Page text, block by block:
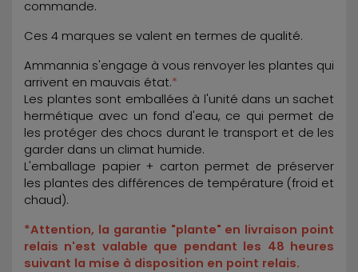
commande.
Ces 4 marques se valent en termes de qualité.
Ammannia s'engage à vous renvoyer les plantes qui
arrivent en mauvais état.*
Les plantes sont emballées à l'unité dans un sachet
hermétique avec un fond d'eau, ce qui permet de
les protéger des chocs durant le transport et de les
garder dans un climat humide.
L'emballage papier + carton permet de préserver
les plantes des différences de température (froid et
chaud).
*Attention, la garantie "plante" en livraison point
relais n'est valable que pendant les 48 heures
suivant la mise à disposition en point relais.